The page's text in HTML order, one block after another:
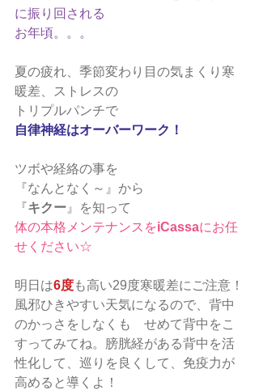
に振り回される
お年頃。。。
夏の疲れ、季節変わり目の気まくり寒
暖差、ストレスの
トリプルパンチで
自律神経はオーバーワーク！
ツボや経絡の事を
『なんとなく～』から
『キクー 』を知って
体の本格メンテナンスをiCassaにお任
せください☆
明日は6度も高い29度寒暖差にご注意！
風邪ひきやすい天気になるので、背中
のかっさをしなくも　せめて背中をこ
すってみてね。膀胱経がある背中を活
性化して、巡りを良くして、免疫力が
高めると導くよ！